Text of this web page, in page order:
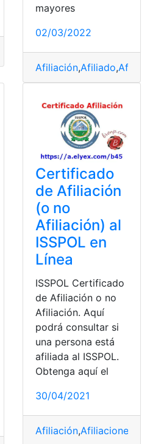
Certificado de no afiliación,
mayores
02/03/2022
Afiliación,Afiliado,
Certificado
de Afiliación
(o no
Afiliación) al
ISSPOL en
Línea
ISSPOL Certificado
de Afiliación o no
Afiliación. Aquí
podrá consultar si
una persona está
afiliada al ISSPOL.
Obtenga aquí el
30/04/2021
Afiliación,Afiliaciones